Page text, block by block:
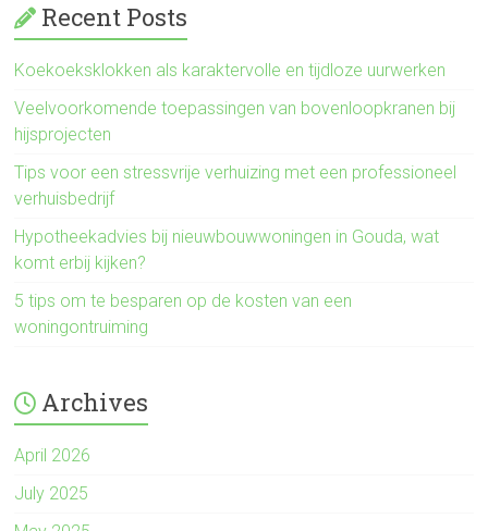
Recent Posts
Koekoeksklokken als karaktervolle en tijdloze uurwerken
Veelvoorkomende toepassingen van bovenloopkranen bij
hijsprojecten
Tips voor een stressvrije verhuizing met een professioneel
verhuisbedrijf
Hypotheekadvies bij nieuwbouwwoningen in Gouda, wat
komt erbij kijken?
5 tips om te besparen op de kosten van een
woningontruiming
Archives
April 2026
July 2025